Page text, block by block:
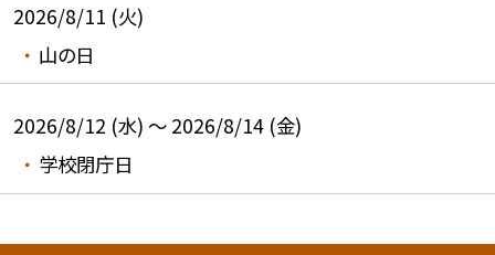
2026/8/11 (火)
山の日
2026/8/12 (水) ～ 2026/8/14 (金)
学校閉庁日